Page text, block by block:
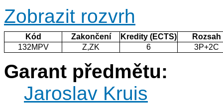
Zobrazit rozvrh
Kód Zakončení Kredity (ECTS)
Rozsah
132MPV
Z,ZK 6 3P+2C
Garant předmětu:
Jaroslav Kruis